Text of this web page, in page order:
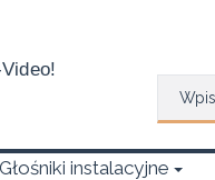
Głośniki instalacyjne